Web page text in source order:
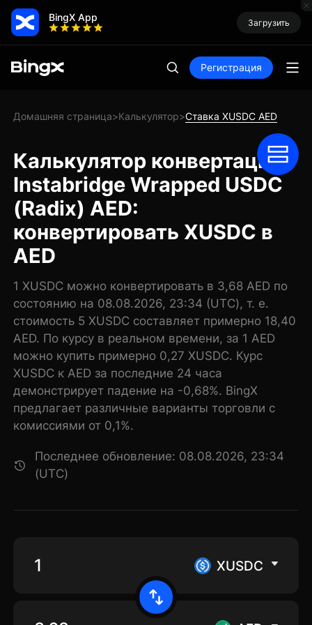
BingX App Загрузить
Регистрация
Домашняя страница>Калькулятор>Ставка XUSDC AED
Калькулятор конвертации
Instabridge Wrapped USDC
(Radix) AED:
конвертировать XUSDC в
AED
1 XUSDC можно конвертировать в 3,68 AED по
состоянию на 08.08.2026, 23:34 (UTC), т. е.
стоимость 5 XUSDC составляет примерно 18,40
AED. По курсу в реальном времени, за 1 AED
можно купить примерно 0,27 XUSDC. Курс
XUSDC к AED за последние 24 часа
демонстрирует падение на -0,68%. BingX
предлагает различные варианты торговли с
комиссиями от 0,1%.
Последнее обновление: 08.08.2026, 23:34
(UTC)
XUSDC